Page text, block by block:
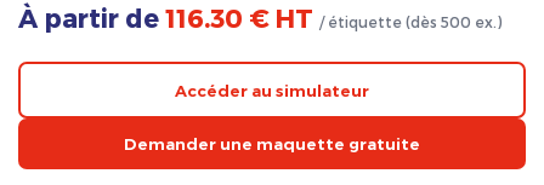
À partir de 116.30 € HT / étiquette (dès 500 ex.)
Accéder au simulateur
Demander une maquette gratuite